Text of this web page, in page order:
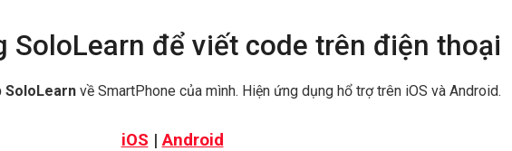
SoloLearn để viết code trên điện thoại
SoloLearn về SmartPhone của mình. Hiện ứng dụng hổ trợ trên iOS và Android.
iOS |Android